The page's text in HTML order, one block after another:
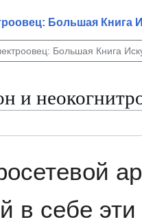
Большая Книга
и
в себе